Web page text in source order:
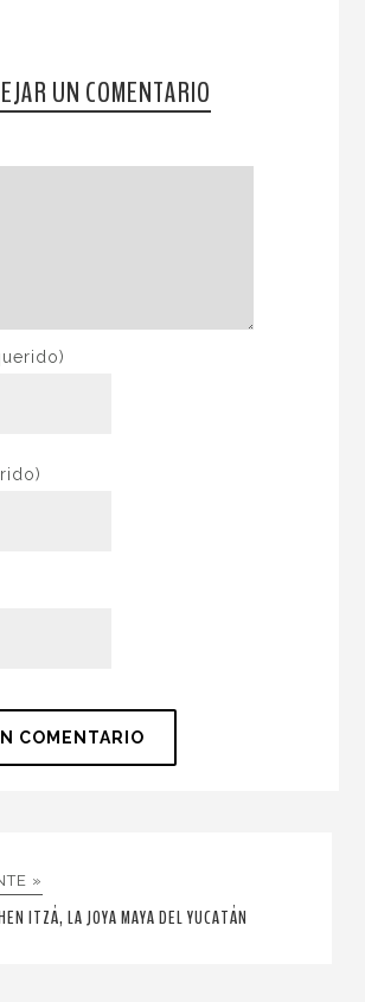
UN COMENTARIO
»
ITZÁ, LA JOYA MAYA DEL YUCATÁN